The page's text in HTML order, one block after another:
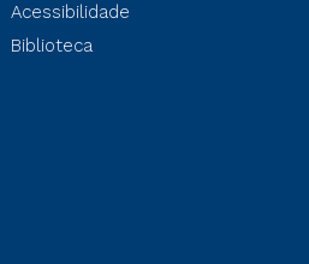
Acessibilidade
Biblioteca